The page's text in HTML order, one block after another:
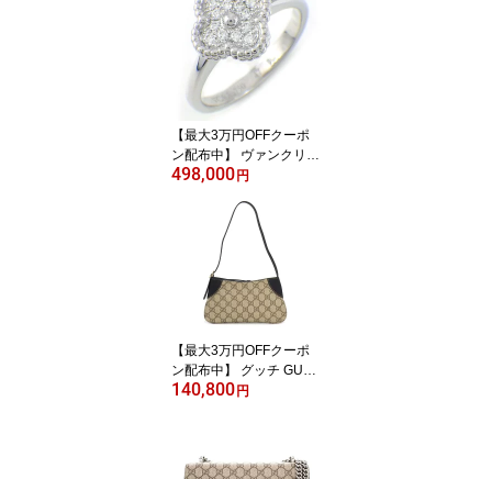
クロノグラフ スモールセ
コンド 裏スケ パワーリ
ザーブ表示 GMT チタン
スプリングドライブ
【箱・保付き】 【中古】
【最大3万円OFFクーポ
ン配布中】 ヴァンクリー
フ＆アーペル Van Cleef
トアルハンブラ VCARO
85847 12ポイント ダイ
ヤモンド 計0.08ct K18W
G 7号 / #47 【中古】
498,000円
【最大3万円OFFクーポ
ン配布中】 グッチ GUC
CI ショルダーバッグ GG
レザー ゴールド金具
140,800円